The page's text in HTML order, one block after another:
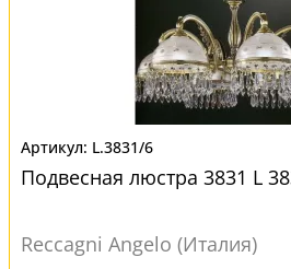
L.3831/6
Подвесная люстра 3831 L
Reccagni Angelo (Италия)